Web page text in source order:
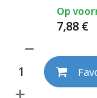
7,88 €
Op